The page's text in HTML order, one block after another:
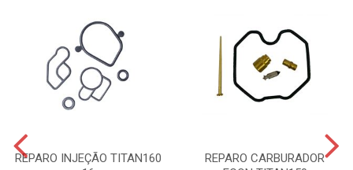
REPARO INJEÇÃO TITAN160
REPARO CARBURADOR